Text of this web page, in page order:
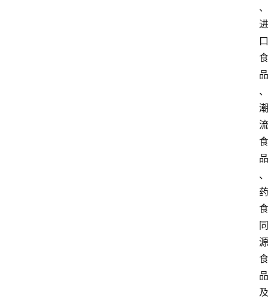
、
进
口
食
品
、
潮
流
食
品
、
药
食
同
源
食
品
及